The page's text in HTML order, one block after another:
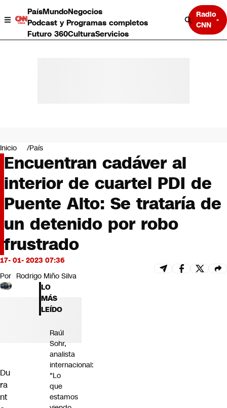
PaísMundoNegocios
Podcast y Programas completos
Futuro 360CulturaServicios
Radio
CNN
Negocios
Deportes
Programas completos
Cultura
Servicios
Bits
CNN tiempo
Futuro 360
Opinión
Inicio País
Encuentran cadáver al
interior de cuartel PDI de
Puente Alto: Se trataría de
un detenido por robo
frustrado
17- 01- 2023 07:36
Por Rodrigo Miño Silva
Du
ra
nt
LO
MÁS
LEÍDO
Raúl
Sohr,
analista
internacional:
"Lo
que
estamos